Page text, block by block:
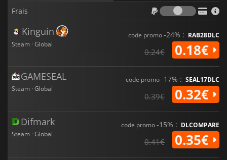
Frais
Frais
Kinguin
Steam · Global
code promo-24% : RAB28DLC
0.24€ 0.18€
GAMESEAL
Steam · Global
code promo-17% : SEAL17DLC
0.39€ 0.32€
Difmark
Steam · Global
code promo-15% : DLCOMPARE
0.41€ 0.35€